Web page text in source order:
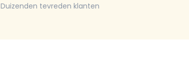
Duizenden tevreden klanten